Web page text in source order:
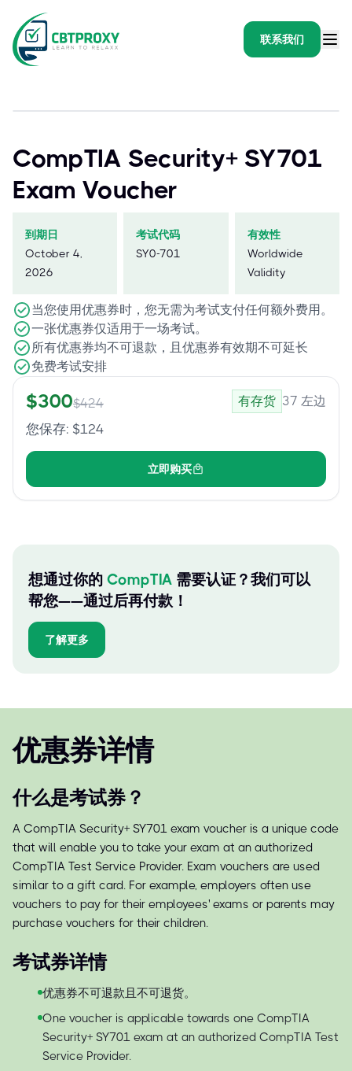
联系我们
CompTIA Security+ SY701
Exam Voucher
到期日
October 4,
2026
考试代码
SY0-701
有效性
Worldwide
Validity
当您使用优惠券时，您无需为考试支付任何额外费用。
一张优惠券仅适用于一场考试。
所有优惠券均不可退款，且优惠券有效期不可延长
免费考试安排
$300$424 有存货 37 左边
您保存: $124
立即购买
想通过你的 CompTIA 需要认证？我们可以
帮您——通过后再付款！
了解更多
优惠券详情
什么是考试券？
A CompTIA Security+ SY701 exam voucher is a unique code
that will enable you to take your exam at an authorized
CompTIA Test Service Provider. Exam vouchers are used
similar to a gift card. For example, employers often use
vouchers to pay for their employees' exams or parents may
purchase vouchers for their children.
考试券详情
优惠券不可退款且不可退货。
One voucher is applicable towards one CompTIA
Security+ SY701 exam at an authorized CompTIA Test
Service Provider.